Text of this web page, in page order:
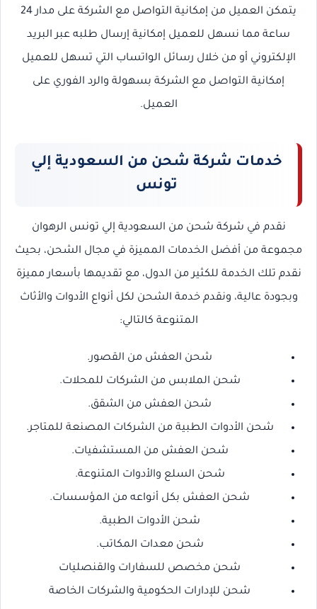
يتمكن العميل من إمكانية التواصل مع الشركة على مدار 24
ساعة مما نسهل للعميل إمكانية إرسال طلبه عبر البريد
الإلكتروني أو من خلال رسائل الواتساب التي تسهل للعميل
إمكانية التواصل مع الشركة بسهولة والرد الفوري على
العميل.
خدمات شركة شحن من السعودية إلي
تونس
نقدم في شركة شحن من السعودية إلي تونس الرهوان
مجموعة من أفضل الخدمات المميزة في مجال الشحن، بحيث
نقدم تلك الخدمة للكثير من الدول، مع تقديمها بأسعار مميزة
وبجودة عالية، ونقدم خدمة الشحن لكل أنواع الأدوات والأثاث
المتنوعة كالتالي:
شحن العفش من القصور.
شحن الملابس من الشركات للمحلات.
شحن العفش من الشقق.
شحن الأدوات الطبية من الشركات المصنعة للمتاجر.
شحن العفش من المستشفيات.
شحن السلع والأدوات المتنوعة.
شحن العفش بكل أنواعه من المؤسسات.
شحن الأدوات الطبية.
شحن معدات المكاتب.
شحن مخصص للسفارات والقنصليات
شحن للإدارات الحكومية والشركات الخاصة